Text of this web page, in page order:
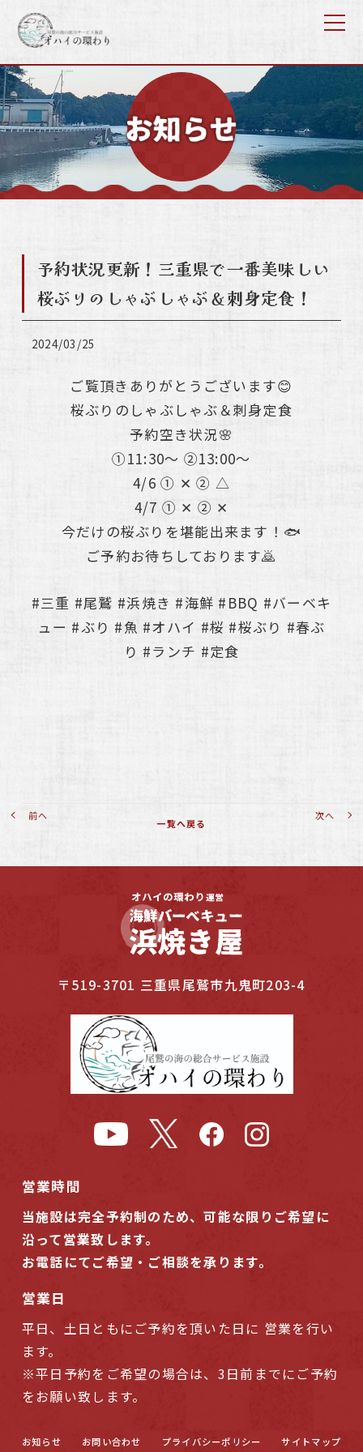
予約状況更新！三重県で一番美味しい
桜ぶりのしゃぶしゃぶ＆刺身定食！
2024/03/25
ご覧頂きありがとうございます😊
桜ぶりのしゃぶしゃぶ＆刺身定食
予約空き状況🌸
①11:30〜 ②13:00〜
4/6 ① ✕ ② △
4/7 ① ✕ ② ✕
今だけの桜ぶりを堪能出来ます！🐟
ご予約お待ちしております🙇
#三重 #尾鷲 #浜焼き #海鮮 #BBQ #バーベキ
ュー #ぶり #魚 #オハイ #桜 #桜ぶり #春ぶ
り #ランチ #定食
前へ
一覧へ戻る
次へ
〒519-3701 三重県尾鷲市九鬼町203-4
営業時間
当施設は完全予約制のため、可能な限りご希望に
沿って営業致します。
お電話にてご希望・ご相談を承ります。
営業日
平日、土日ともにご予約を頂いた日に 営業を行い
ます。
※平日予約をご希望の場合は、3日前までにご予約
をお願い致します。
お知らせ お問い合わせ プライバシーポリシー サイトマップ